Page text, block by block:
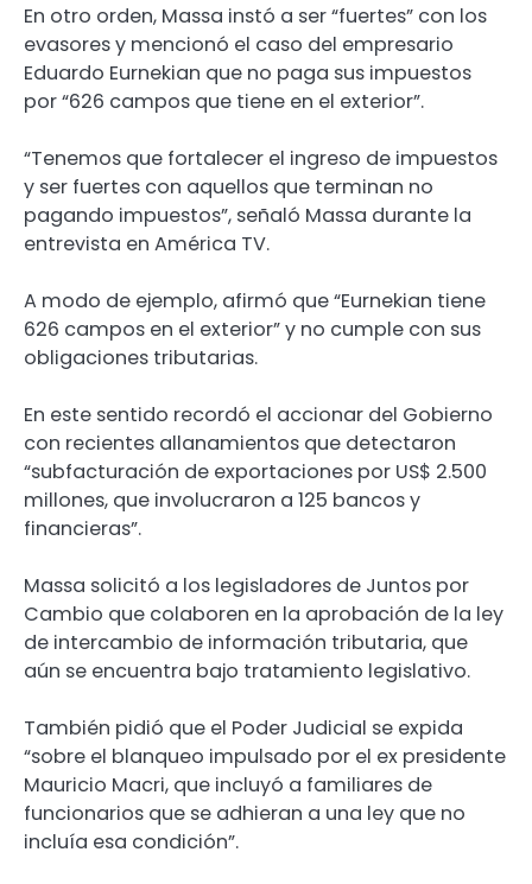
En otro orden, Massa instó a ser “fuertes” con los
evasores y mencionó el caso del empresario
Eduardo Eurnekian que no paga sus impuestos
por “626 campos que tiene en el exterior”.
“Tenemos que fortalecer el ingreso de impuestos
y ser fuertes con aquellos que terminan no
pagando impuestos”, señaló Massa durante la
entrevista en América TV.
A modo de ejemplo, afirmó que “Eurnekian tiene
626 campos en el exterior” y no cumple con sus
obligaciones tributarias.
En este sentido recordó el accionar del Gobierno
con recientes allanamientos que detectaron
“subfacturación de exportaciones por US$ 2.500
millones, que involucraron a 125 bancos y
financieras”.
Massa solicitó a los legisladores de Juntos por
Cambio que colaboren en la aprobación de la ley
de intercambio de información tributaria, que
aún se encuentra bajo tratamiento legislativo.
También pidió que el Poder Judicial se expida
“sobre el blanqueo impulsado por el ex presidente
Mauricio Macri, que incluyó a familiares de
funcionarios que se adhieran a una ley que no
incluía esa condición”.